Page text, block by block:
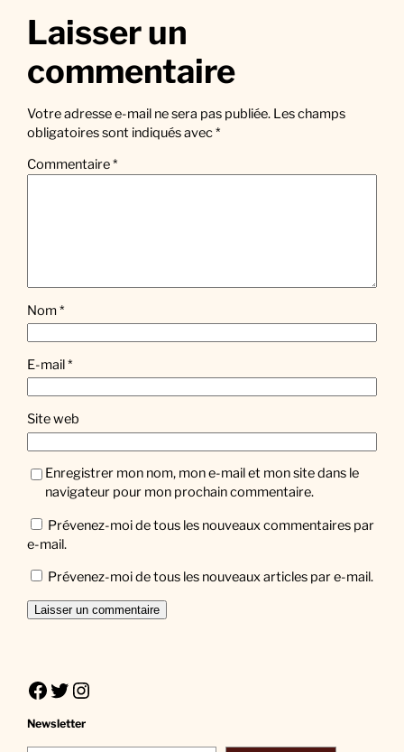
Laisser un
commentaire
Votre adresse e-mail ne sera pas publiée. Les champs
obligatoires sont indiqués avec*
Commentaire*
Nom*
E-mail*
Site web
Enregistrer mon nom, mon e-mail et mon site dans le
navigateur pour mon prochain commentaire.
Prévenez-moi de tous les nouveaux commentaires par
e-mail.
Prévenez-moi de tous les nouveaux articles par e-mail.
Facebook Twitter Instagram
Newsletter
Saisissez votre adresse e-mail…